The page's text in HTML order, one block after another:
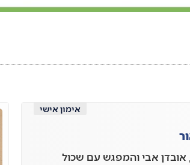
אימון אישי
אבי והמפגש עם שכול